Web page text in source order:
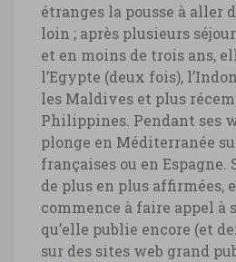
étranges la pousse à aller
loin ; après plusieurs
et en moins de trois ans,
l’Egypte (deux fois),
les Maldives et plus
Philippines. Pendant ses
plonge en Méditerranée
françaises ou en Espagne.
de plus en plus affirmées,
commence à faire appel à
qu’elle publie encore (et
sur des sites web grand